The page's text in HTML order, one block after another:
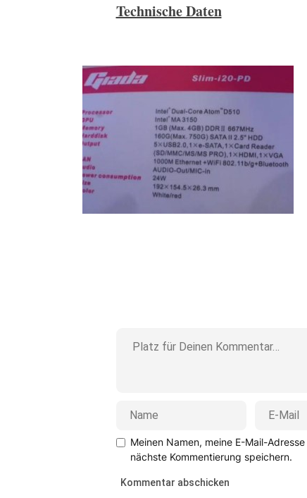
Technische Daten
Meinen Namen, meine E-Mail-
nächste Kommentierung speichern.